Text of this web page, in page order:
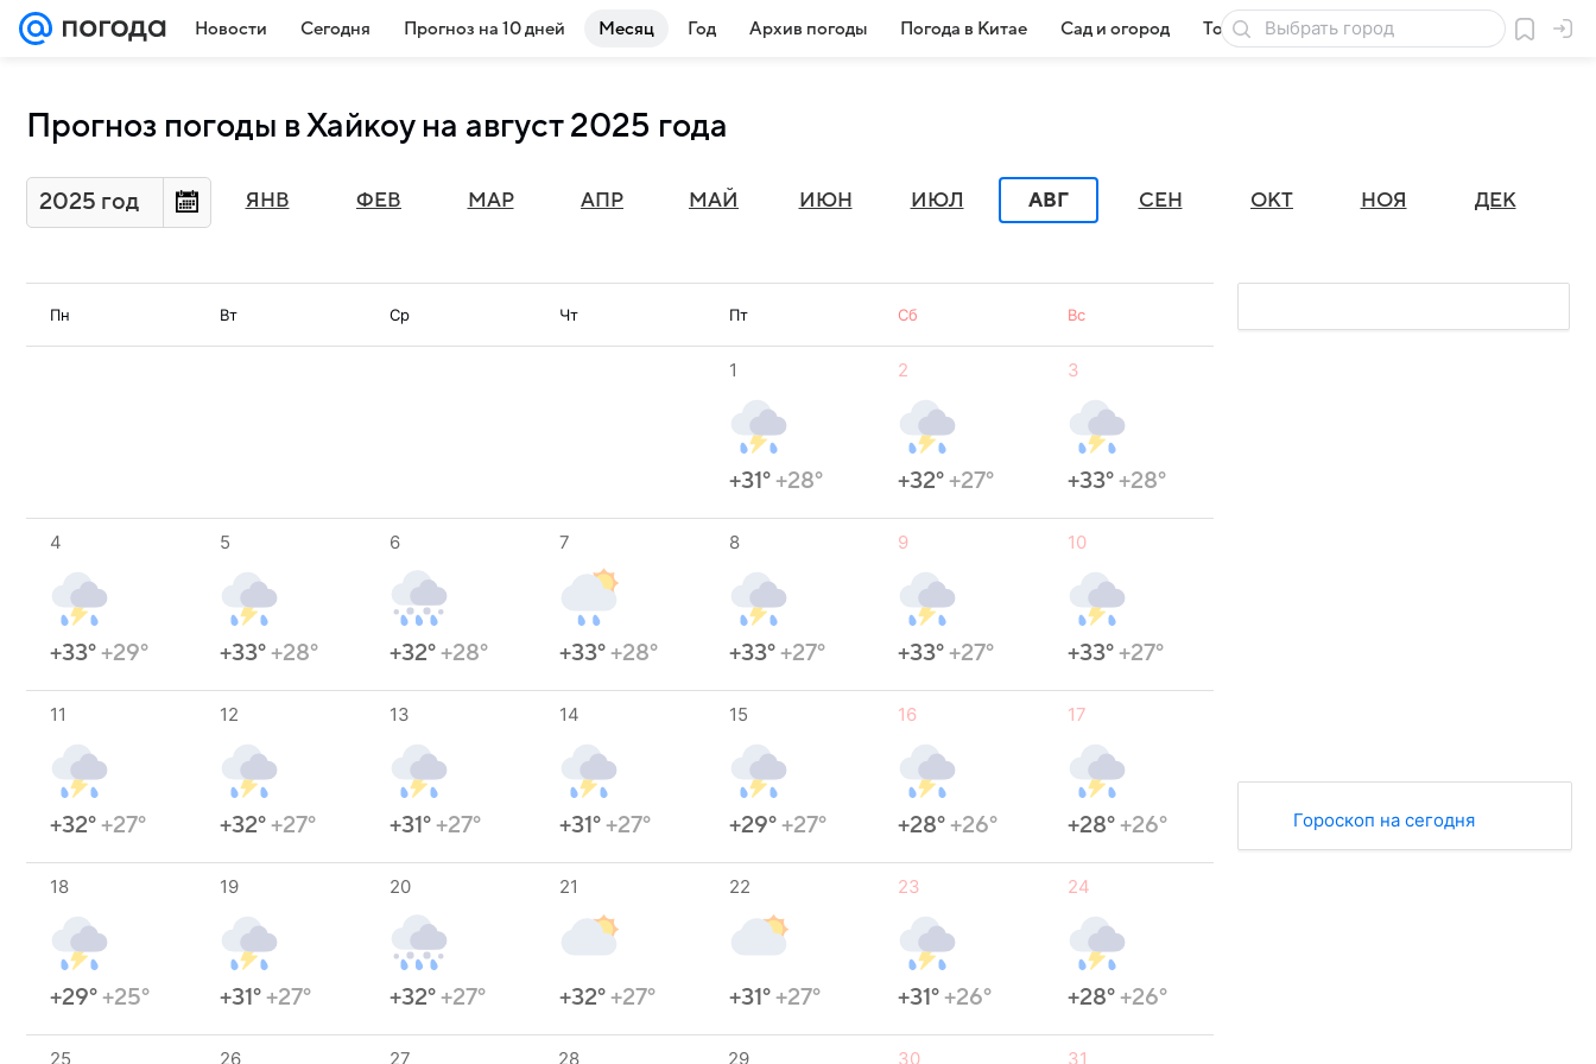
Новости Сегодня Прогноз на 10 дней Месяц Год Архив погоды Погода в Китае Сад и огород Товары для дачи
Прогноз погоды в Хайкоу на август 2025 года
2025 год ЯНВ ФЕВ МАР АПР МАЙ ИЮН ИЮЛ АВГ СЕН ОКТ НОЯ ДЕК
Пн Вт Ср Чт Пт Сб Вс
1
+31°+28°
2
+32°+27°
3
+33°+28°
4
+33°+29°
5
+33°+28°
6
+32°+28°
7
+33°+28°
8
+33°+27°
9
+33°+27°
10
+33°+27°
11
+32°+27°
12
+32°+27°
13
+31°+27°
14
+31°+27°
15
+29°+27°
16
+28°+26°
17
+28°+26°
18
+29°+25°
19
+31°+27°
20
+32°+27°
21
+32°+27°
22
+31°+27°
23
+31°+26°
24
+28°+26°
25 26 27 28 29 30 31
Гороскоп на сегодня